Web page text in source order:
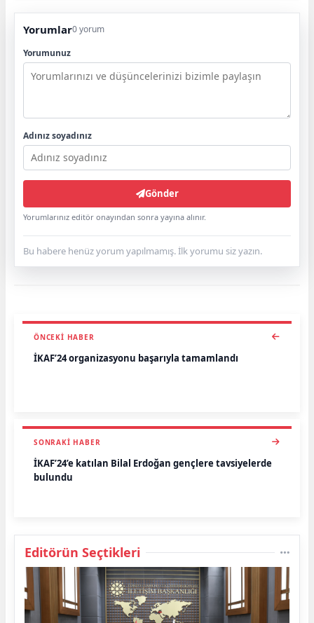
Yorumlar0 yorum
Yorumunuz
Adınız soyadınız
Gönder
Yorumlarınız editör onayından sonra yayına alınır.
Bu habere henüz yorum yapılmamış. İlk yorumu siz yazın.
ÖNCEKI HABER
İKAF’24 organizasyonu başarıyla tamamlandı
SONRAKI HABER
İKAF’24’e katılan Bilal Erdoğan gençlere tavsiyelerde
bulundu
Editörün Seçtikleri